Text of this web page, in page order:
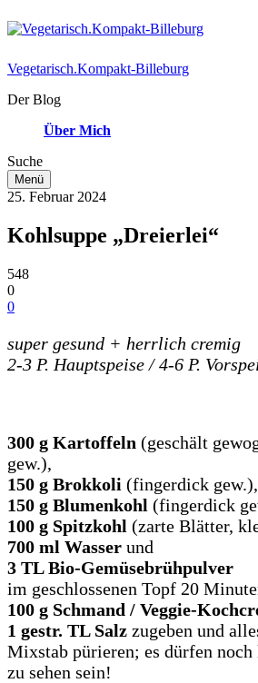
Vegetarisch.Kompakt-Billeburg
Der Blog
Über Mich
Suche
Menü
25. Februar 2024
Kohlsuppe „Dreierlei“
548
0
0
super gesund + herrlich cremig
2-3 P. Hauptspeise / 4-6 P.
300 g Kartoffeln (geschält
gew.),
150 g Brokkoli (fingerdick gew.),
150 g Blumenkohl (fingerdick
100 g Spitzkohl (zarte Blätter,
700 ml Wasser und
3 TL Bio-Gemüsebrühpulver
im geschlossenen Topf 20
100 g Schmand / Veggie-
1 gestr. TL Salz zugeben und
Mixstab pürieren; es dürfen noch
zu sehen sein!